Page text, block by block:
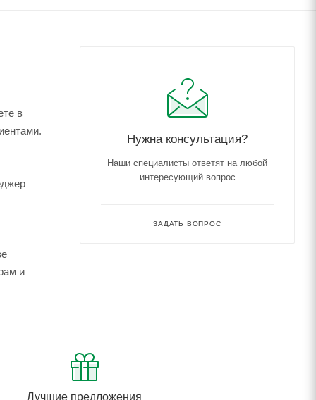
в
и
Лучшие предложения
Нужна консультация?
Наши специалисты ответят на любой
интересующий вопрос
ЗАДАТЬ ВОПРОС